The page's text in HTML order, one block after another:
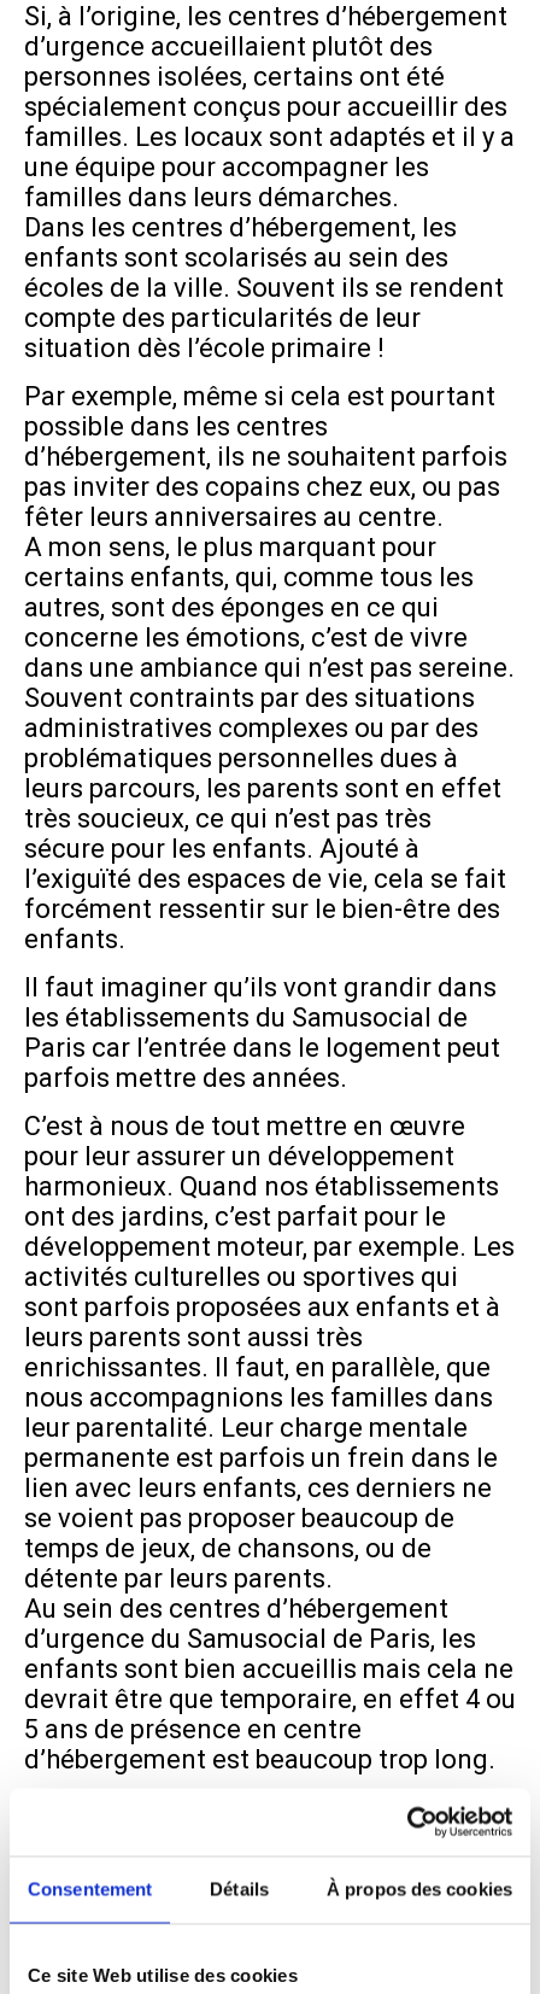
Consentement Détails À propos des cookies
Ce site Web utilise des cookies
Si, à l’origine, les centres d’hébergement
d’urgence accueillaient plutôt des
personnes isolées, certains ont été
spécialement conçus pour accueillir des
familles. Les locaux sont adaptés et il y a
une équipe pour accompagner les
familles dans leurs démarches.
Dans les centres d’hébergement, les
enfants sont scolarisés au sein des
écoles de la ville. Souvent ils se rendent
compte des particularités de leur
situation dès l’école primaire !
Par exemple, même si cela est pourtant
possible dans les centres
d’hébergement, ils ne souhaitent parfois
pas inviter des copains chez eux, ou pas
fêter leurs anniversaires au centre.
A mon sens, le plus marquant pour
certains enfants, qui, comme tous les
autres, sont des éponges en ce qui
concerne les émotions, c’est de vivre
dans une ambiance qui n’est pas sereine.
Souvent contraints par des situations
administratives complexes ou par des
problématiques personnelles dues à
leurs parcours, les parents sont en effet
très soucieux, ce qui n’est pas très
sécure pour les enfants. Ajouté à
l’exiguïté des espaces de vie, cela se fait
forcément ressentir sur le bien-être des
enfants.
Il faut imaginer qu’ils vont grandir dans
les établissements du Samusocial de
Paris car l’entrée dans le logement peut
parfois mettre des années.
C’est à nous de tout mettre en œuvre
pour leur assurer un développement
harmonieux. Quand nos établissements
ont des jardins, c’est parfait pour le
développement moteur, par exemple. Les
activités culturelles ou sportives qui
sont parfois proposées aux enfants et à
leurs parents sont aussi très
enrichissantes. Il faut, en parallèle, que
nous accompagnions les familles dans
leur parentalité. Leur charge mentale
permanente est parfois un frein dans le
lien avec leurs enfants, ces derniers ne
se voient pas proposer beaucoup de
temps de jeux, de chansons, ou de
détente par leurs parents.
Au sein des centres d’hébergement
d’urgence du Samusocial de Paris, les
enfants sont bien accueillis mais cela ne
devrait être que temporaire, en effet 4 ou
5 ans de présence en centre
d’hébergement est beaucoup trop long.
L’enfant est une personne, sujet de droit,